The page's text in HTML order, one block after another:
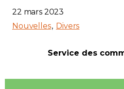
22 mars 2023
Nouvelles Divers
Service des